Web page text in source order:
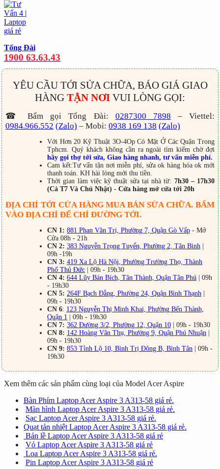
Tổng Đài
1900 63.63.43
YÊU CẦU TỚI SỬA CHỮA, BÁO GIÁ GIAO
HÀNG TẬN NƠI VUI LÒNG GỌI:
☎ Bấm gọi Tổng Đài: 0287300 7898 – Viettel:
0984.966.552 (Zalo) – Mobi: 0938 169 138 (Zalo)
Với Hơn 20 Kỹ Thuật 3O-4Op Có Mặt Ở Các Quận Trong
Tphcm. Quý khách không cần ra ngoài tìm kiếm chờ đợi
hãy gọi thợ tới sửa, Giao hàng nhanh, tư vấn miễn phí.
Cam kết:Tư vấn tận nơi miễn phí, sửa ok hàng hóa ok mới
thanh toán. KH hài lòng mới thu tiền.
Thời gian làm việc kỹ thuật sửa tại nhà từ: 7h30 – 17h30
(Cả T7 Và Chủ Nhật) - Cửa hàng mở cửa tới 20h
ĐỊA CHỈ TỚI CỬA HÀNG MUA BÁN SỬA CHỮA. BẤM
VÀO ĐỊA CHỈ ĐỂ CHỈ ĐƯỜNG TỚI.
CN 1: 881 Phan Văn Trị, Phường 7, Quận Gò Vấp - Mở
Cửa 08h - 21h
CN 2: 383 Nguyễn Trọng Tuyển, Phường 2, Tân Bình
09h -19h
CN 3: 419 Xa Lộ Hà Nội, Phường Trường Thọ, Thành
Phố Thủ Đức | 09h - 19h30
CN 4: 644 Lũy Bán Bích, Tân Thành, Quận Tân Phú | 09h
- 19h30
CN 5: 264F Bạch Đằng, Phường 24, Quận Bình Thạnh
09h - 19h30
CN 6: 123 Nguyễn Thị Minh Khai, Phường Bến Thành,
Quận 1 | 09h - 19h30
CN 7: 362 Đường 3/2, Phường 12, Quận 10 | 09h - 19h30
CN 8: 142 Hoàng Văn Thụ, Phường 9, Quận Phú Nhuận
09h - 19h30
CN 9: 853 Tỉnh Lộ 10, Bình Trị Đông B, Bình Tân | 09h -
19h30
Xem thêm các sản phẩm cùng loại của Model Acer Aspire
Bàn Phím Laptop Acer Aspire 3 A313-58 giá rẻ.
Màn hình Laptop Acer Aspire 3 A313-58 giá rẻ.
Sạc Laptop Acer Aspire 3 A313-58 giá rẻ.
Quạt tản nhiệt Laptop Acer Aspire 3 A313-58 giá rẻ.
Bản lề Laptop Acer Aspire 3 A313-58 giá rẻ
Vỏ Laptop Acer Aspire 3 A313-58 giá rẻ
Loa Laptop Acer Aspire 3 A313-58 giá rẻ.
Pin Laptop Acer Aspire 3 A313-58 giá rẻ